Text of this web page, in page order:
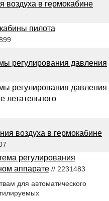
воздуха в гермокабине
пилота
регулирования давления
регулирования давления
летательного
воздуха в гермокабине
регулирования
аппарате // 2231483
для автоматического